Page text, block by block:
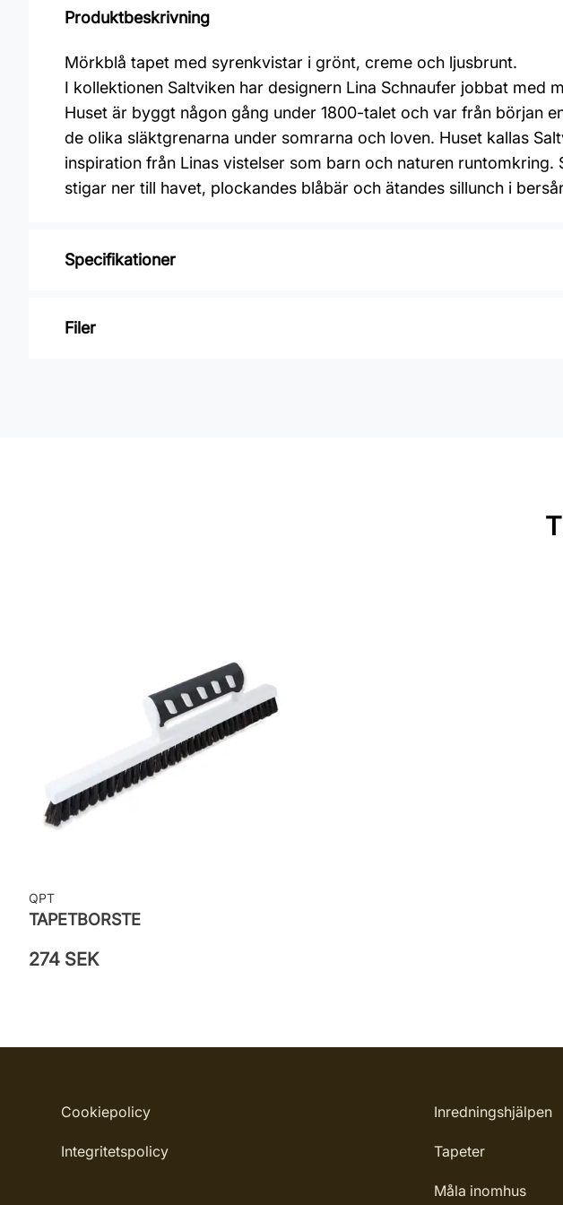
Produktbeskrivning
Mörkblå tapet med syrenkvistar i grönt, creme och ljusbrunt.
I kollektionen Saltviken har designern Lina Schnaufer jobbat med
Huset är byggt någon gång under 1800-talet och var från början
de olika släktgrenarna under somrarna och loven. Huset kallas
inspiration från Linas vistelser som barn och naturen
stigar ner till havet, plockandes blåbär och ätandes sillunch i
Specifikationer
Varumärke: Midbec Tapeter
Filer
QPT
TAPETBORSTE
274 SEK
Cookiepolicy
Integritetspolicy
Inredningshjälpen
Tapeter
Måla inomhus